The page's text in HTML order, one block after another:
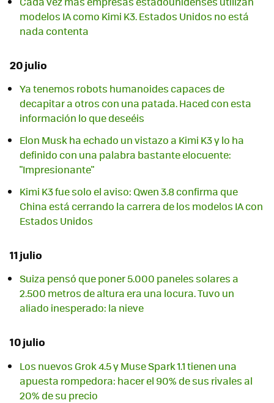
modelos IA como Kimi K3. Estados Unidos no está
nada contenta
20 julio
Ya tenemos robots humanoides capaces de
decapitar a otros con una patada. Haced con esta
información lo que deseéis
Elon Musk ha echado un vistazo a Kimi K3 y lo ha
definido con una palabra bastante elocuente:
"Impresionante"
Kimi K3 fue solo el aviso: Qwen 3.8 confirma que
China está cerrando la carrera de los modelos IA con
Estados Unidos
11 julio
Suiza pensó que poner 5.000 paneles solares a
2.500 metros de altura era una locura. Tuvo un
aliado inesperado: la nieve
10 julio
Los nuevos Grok 4.5 y Muse Spark 1.1 tienen una
apuesta rompedora: hacer el 90% de sus rivales al
20% de su precio